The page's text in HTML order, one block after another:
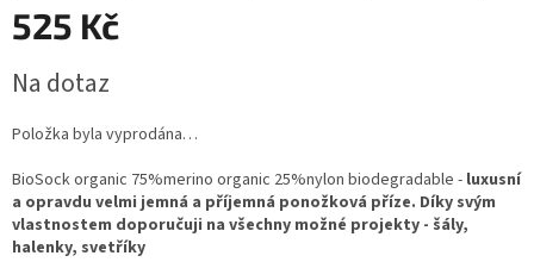
525 Kč
cena:
Na dotaz
Položka byla vyprodána…
BioSock organic 75%merino organic 25%nylon biodegradable - luxusní
a opravdu velmi jemná a příjemná ponožková příze. Díky svým
vlastnostem doporučuji na všechny možné projekty - šály,
halenky, svetříky